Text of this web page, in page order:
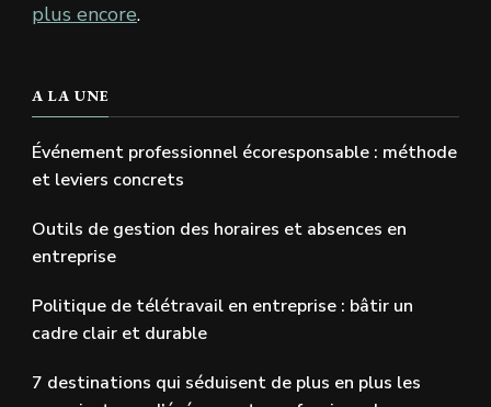
plus encore.
A LA UNE
Événement professionnel écoresponsable : méthode
et leviers concrets
Outils de gestion des horaires et absences en
entreprise
Politique de télétravail en entreprise : bâtir un
cadre clair et durable
7 destinations qui séduisent de plus en plus les